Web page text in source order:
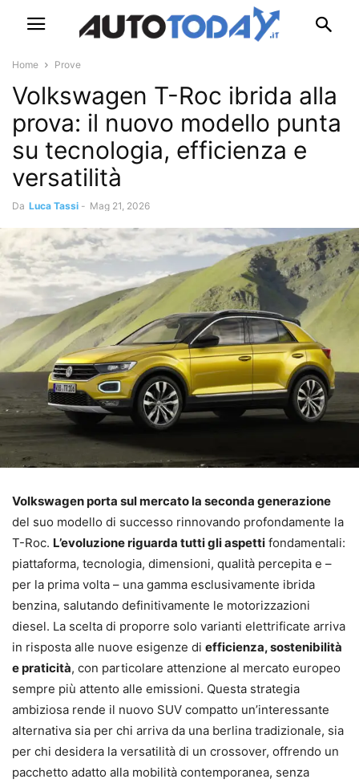
Home Prove
Volkswagen T-Roc ibrida alla
prova: il nuovo modello punta
su tecnologia, efficienza e
versatilità
Da Luca Tassi - Mag 21, 2026
Volkswagen porta sul mercato la seconda generazione
del suo modello di successo rinnovando profondamente la
T-Roc. L’evoluzione riguarda tutti gli aspetti fondamentali:
piattaforma, tecnologia, dimensioni, qualità percepita e –
per la prima volta – una gamma esclusivamente ibrida
benzina, salutando definitivamente le motorizzazioni
diesel. La scelta di proporre solo varianti elettrificate arriva
in risposta alle nuove esigenze di efficienza, sostenibilità
e praticità, con particolare attenzione al mercato europeo
sempre più attento alle emissioni. Questa strategia
ambiziosa rende il nuovo SUV compatto un’interessante
alternativa sia per chi arriva da una berlina tradizionale, sia
per chi desidera la versatilità di un crossover, offrendo un
pacchetto adatto alla mobilità contemporanea, senza